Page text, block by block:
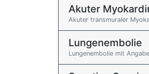
Akuter
Akuter transmuraler
Lungenembolie
Lungenembolie mit